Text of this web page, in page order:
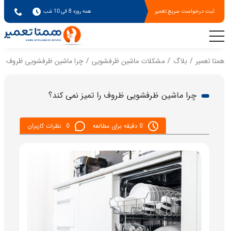
ثبت درخواست سریع تعمیر همه روزه 8 الی 10 شب
همتا تعمیر بلاگ مشکلات ماشین ظرفشویی چرا ماشین ظرفشویی ظروف
چرا ماشین ظرفشویی ظروف را تمیز نمی کند؟
0 دقیقه برای مطالعه 0 نظرات کاربران